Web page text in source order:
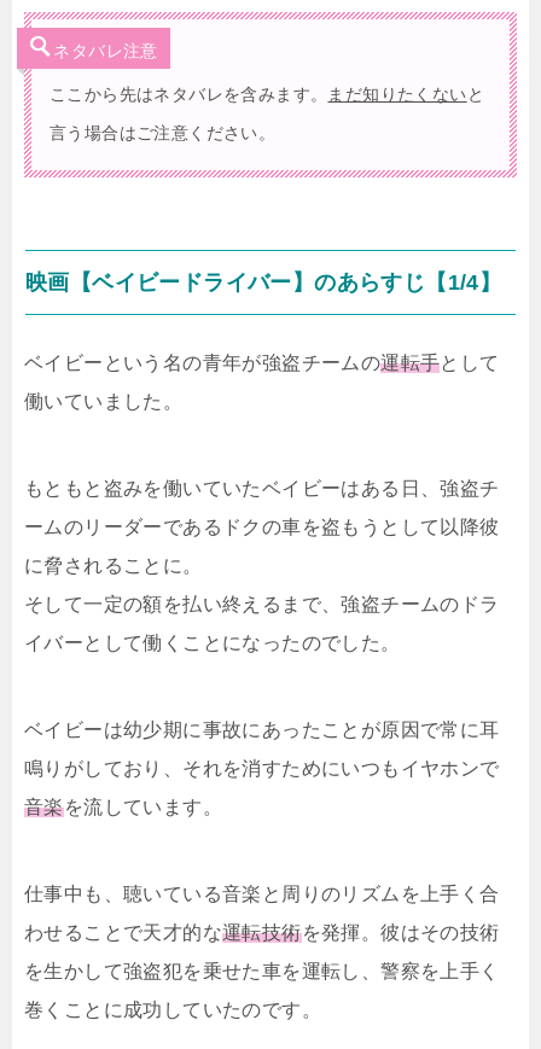
ネタバレ注意
ここから先はネタバレを含みます。 まだ知りたくない と
言う場合はご注意ください。
映画【ベイビードライバー】のあらすじ【1/4】
ベイビーという名の青年が強盗チームの運転手として
働いていました。
もともと盗みを働いていたベイビーはある日、強盗チ
ームのリーダーであるドクの車を盗もうとして以降彼
に脅されることに。
そして一定の額を払い終えるまで、強盗チームのドラ
イバーとして働くことになったのでした。
ベイビーは幼少期に事故にあったことが原因で常に耳
鳴りがしており、それを消すためにいつもイヤホンで
音楽を流しています。
仕事中も、聴いている音楽と周りのリズムを上手く合
わせることで天才的な運転技術を発揮。彼はその技術
を生かして強盗犯を乗せた車を運転し、警察を上手く
巻くことに成功していたのです。